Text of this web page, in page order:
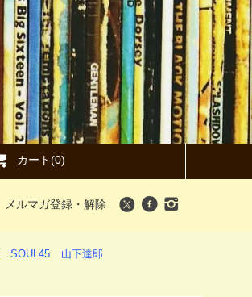
カート(0)
メルマガ登録・解除
SOUL45
山下達郎